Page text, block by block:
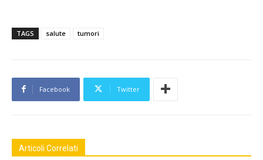
TAGS salute tumori
Facebook Twitter
Articoli Correlati